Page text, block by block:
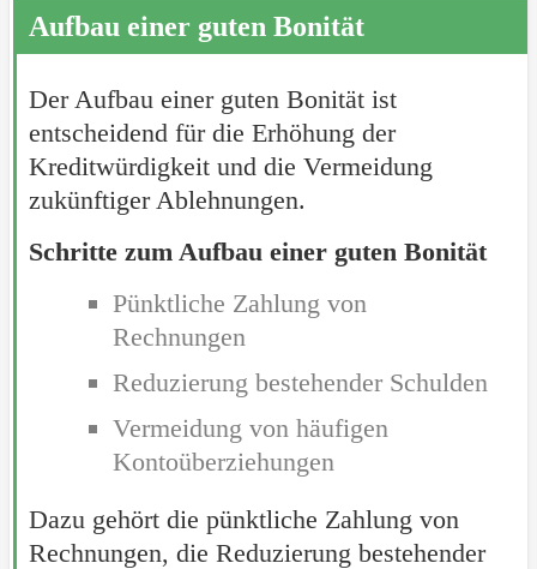
Aufbau einer guten Bonität
Der Aufbau einer guten Bonität ist
entscheidend für die Erhöhung der
Kreditwürdigkeit und die Vermeidung
zukünftiger Ablehnungen.
Schritte zum Aufbau einer guten Bonität
Pünktliche Zahlung von
Rechnungen
Reduzierung bestehender Schulden
Vermeidung von häufigen
Kontoüberziehungen
Dazu gehört die pünktliche Zahlung von
Rechnungen, die Reduzierung bestehender